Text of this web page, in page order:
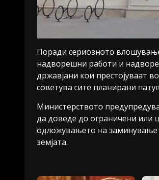
Поради сериозното
надворешни работи и
државјани кои престојуваат
советува сите планирани
Министерството
да доведе до ограничени или
одложувањето на
земјата.